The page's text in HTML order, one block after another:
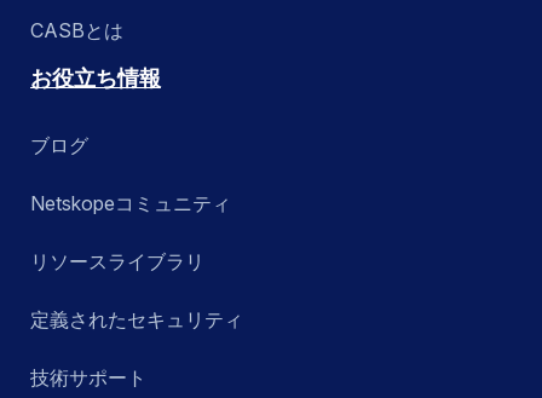
CASBとは
お役立ち情報
ブログ
Netskopeコミュニティ
リソースライブラリ
定義されたセキュリティ
技術サポート